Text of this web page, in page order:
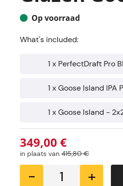
Op voorraad
What's included:
1 x PerfectDraft Pro
1 x Goose Island
1 x Goose Island -
349,00 €
in plaats van 415,80 €
- +